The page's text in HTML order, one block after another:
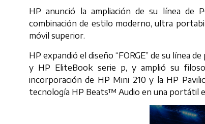
HP anunció la ampliación de su línea de
combinación de estilo moderno, ultra
móvil superior.
HP expandió el diseño “FORGE” de su línea
y HP EliteBook serie p, y amplió su
incorporación de HP Mini 210 y la HP
tecnología HP Beats™ Audio en una portátil